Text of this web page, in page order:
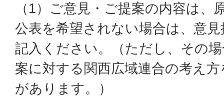
（1）ご意見・ご提案の内容は、
公表を希望されない場合は、意
記入ください。（ただし、その
案に対する関西広域連合の考え
があります。）